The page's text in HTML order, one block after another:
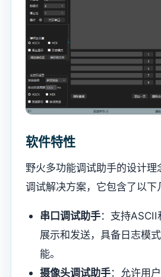
软件特性
野火多功能调试助手的设计理
调试解决方案，它包含了以下
串口调试助手：支持ASCII
展示和发送，具备日志模
能。
摄像头调试助手：允许用